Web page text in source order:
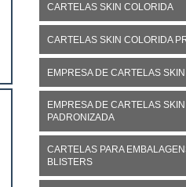
CARTELAS SKIN COLORIDA
CARTELAS SKIN COLORIDA
EMPRESA DE CARTELAS
EMPRESA DE CARTELAS SKIN
PADRONIZADA
CARTELAS PARA
BLISTERS